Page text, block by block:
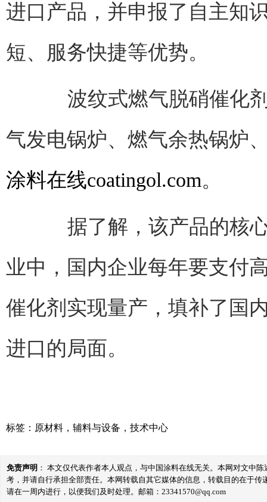
进口产品，并申报了自主知
短、服务快捷等优势。
波纹式燃气脱硝催化剂
气发电锅炉、燃气余热锅炉
涂料在线coatingol.com。
据了解，该产品的核心
业中，国内企业每年要支付
催化剂实现量产，填补了国
进口的局面。
标签： 原材料 ， 辅料与设备 ， 技术中心
免责声明 ： 本文仅代表作者本人观点，与中国涂料在线无关。本网对文中
考，并请自行承担全部责任。本网转载自其它媒体的信息，转载目的在于
请在一周内进行，以便我们及时处理。邮箱：23341570@qq.com